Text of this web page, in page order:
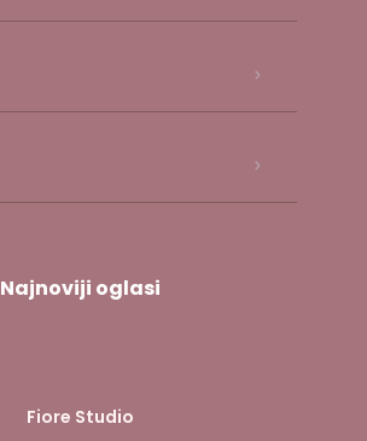
Najnoviji oglasi
Fiore Studio